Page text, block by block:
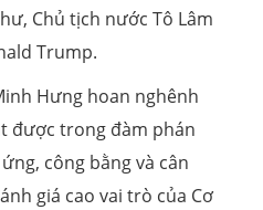
Chủ tịch nước Tô Lâm
Trump.
Hưng hoan nghênh
được trong đàm phán
công bằng và cân
giá cao vai trò của Cơ